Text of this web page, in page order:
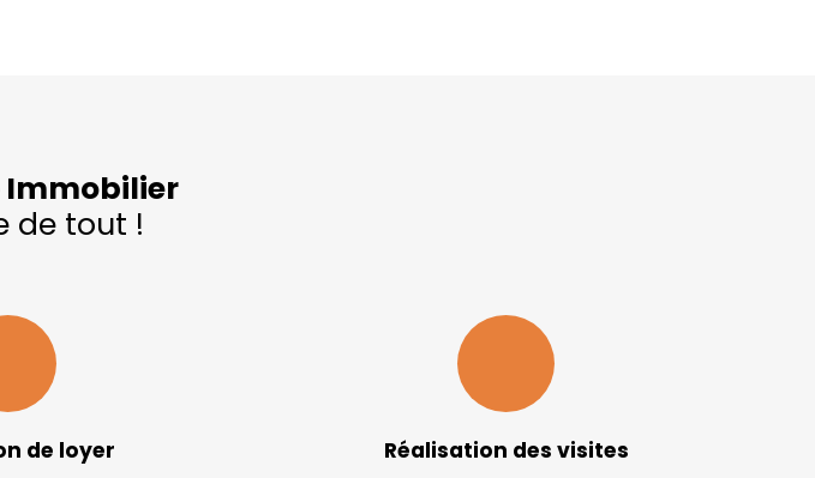
Immobilier
de tout !
de loyer Réalisation des visites